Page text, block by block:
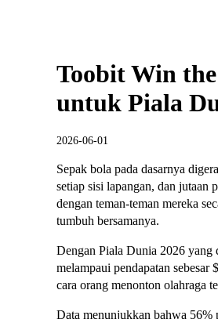
Toobit Win
untuk Piala
2026-06-01
Sepak bola pada dasarnya
setiap sisi lapangan, dan jutaan
dengan teman-teman mereka
tumbuh bersamanya.
Dengan Piala Dunia 2026
melampaui pendapatan
cara orang menonton olahraga
Data menunjukkan bahwa 56%